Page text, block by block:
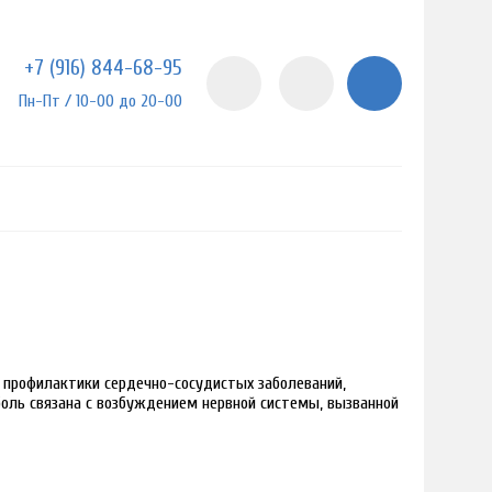
+7 (916) 844-68-95
Пн-Пт / 10-00 до 20-00
сердечно-сосудистых заболеваний,
связана с возбуждением нервной системы, вызванной